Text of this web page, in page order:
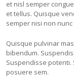
et nisl semper
et tellus. Quisque
semper nisi non
Quisque pulvinar
bibendum.
Suspendisse potenti.
posuere sem.